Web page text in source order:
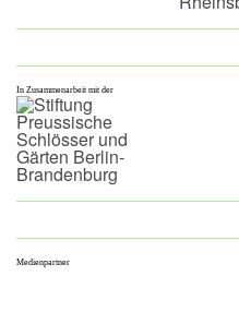
In Zusammenarbeit mit der
Medienpartner